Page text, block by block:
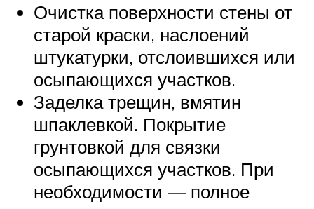
Очистка поверхности стены от
старой краски, наслоений
штукатурки, отслоившихся или
осыпающихся участков.
Заделка трещин, вмятин
шпаклевкой. Покрытие
грунтовкой для связки
осыпающихся участков. При
необходимости — полное